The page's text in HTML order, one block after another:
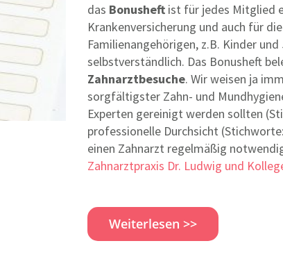
das Bonusheft ist für jedes Mitglied
Krankenversicherung und auch für
Familienangehörigen, z.B. Kinder
selbstverständlich. Das Bonusheft
Zahnarztbesuche. Wir weisen ja
sorgfältigster Zahn- und
Experten gereinigt werden sollten
professionelle Durchsicht
einen Zahnarzt regelmäßig
Zahnarztpraxis Dr. Ludwig und
Weiterlesen >>